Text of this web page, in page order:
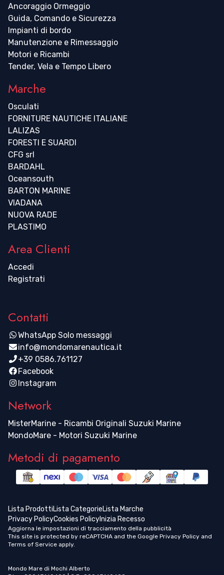
Ancoraggio Ormeggio
Guida, Comando e Sicurezza
Impianti di bordo
Manutenzione e Rimessaggio
Motori e Ricambi
Tender, Vela e Tempo Libero
Marche
Osculati
FORNITURE NAUTICHE ITALIANE
LALIZAS
FORESTI E SUARDI
CFG srl
BARDAHL
Oceansouth
BARTON MARINE
VIADANA
NUOVA RADE
PLASTIMO
Area Clienti
Accedi
Registrati
Contatti
WhatsApp Solo messaggi
info@mondomarenautica.it
+39 0586.761127
Facebook
Instagram
Network
MisterMarine - Ricambi Originali Suzuki Marine
MondoMare - Motori Suzuki Marine
Metodi di pagamento
Lista ProdottiLista CategorieLista Marche
Privacy PolicyCookies PolicyInizia Recesso
Aggiorna le impostazioni di tracciamento della pubblicità
This site is protected by reCAPTCHA and the Google Privacy Policy and
Terms of Service apply.
Mondo Mare di Mochi Alberto